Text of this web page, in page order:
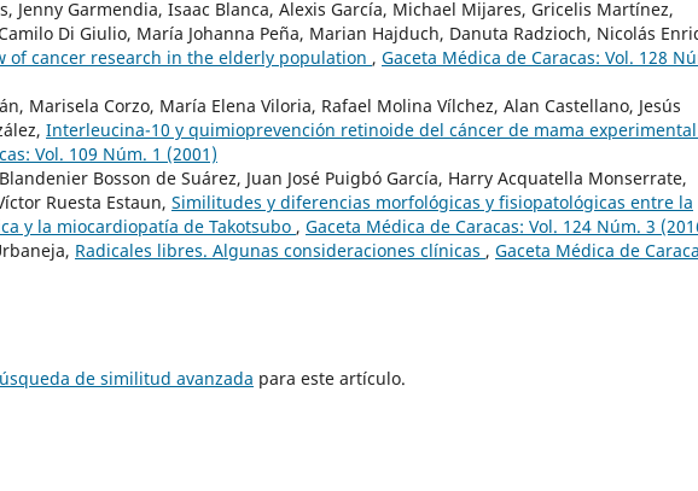
Jenny Garmendia, Isaac Blanca, Alexis García, Michael Mijares, Gricelis Martínez,
Di Giulio, María Johanna Peña, Marian Hajduch, Danuta Radzioch, Nicolás
of cancer research in the elderly population , Gaceta Médica de Caracas: Vol. 128
Marisela Corzo, María Elena Viloria, Rafael Molina Vílchez, Alan Castellano, Jesús
Interleucina-10 y quimioprevención retinoide del cáncer de mama experimental
Vol. 109 Núm. 1 (2001)
Bosson de Suárez, Juan José Puigbó García, Harry Acquatella Monserrate,
Ruesta Estaun, Similitudes y diferencias morfológicas y fisiopatológicas entre la
y la miocardiopatía de Takotsubo , Gaceta Médica de Caracas: Vol. 124 Núm. 3
Radicales libres. Algunas consideraciones clínicas , Gaceta Médica de
de similitud avanzada para este artículo.